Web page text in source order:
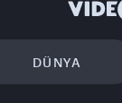
DÜNYA